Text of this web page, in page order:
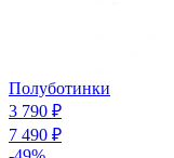
Полуботинки
3 790 ₽
7 490 ₽